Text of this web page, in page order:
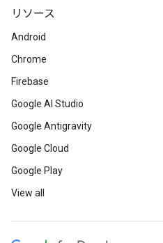
リソース
Android
Chrome
Firebase
Google AI Studio
Google Antigravity
Google Cloud
Google Play
View all